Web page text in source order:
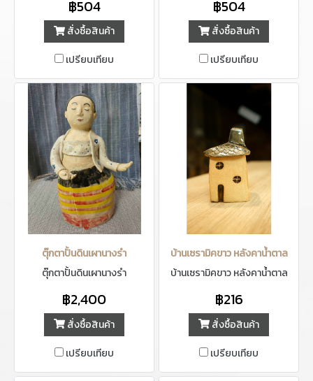
฿504
สั่งซื้อสินค้า
เปรียบเทียบ
฿504
สั่งซื้อสินค้า
เปรียบเทียบ
ตุ๊กตาปั้นดินเผานางรำ
ตุ๊กตาปั้นดินเผานางรำ
฿2,400
สั่งซื้อสินค้า
เปรียบเทียบ
บ้านเซรามิคขาว หลังคาน้ำตาล
บ้านเซรามิคขาว หลังคาน้ำตาล
฿216
สั่งซื้อสินค้า
เปรียบเทียบ